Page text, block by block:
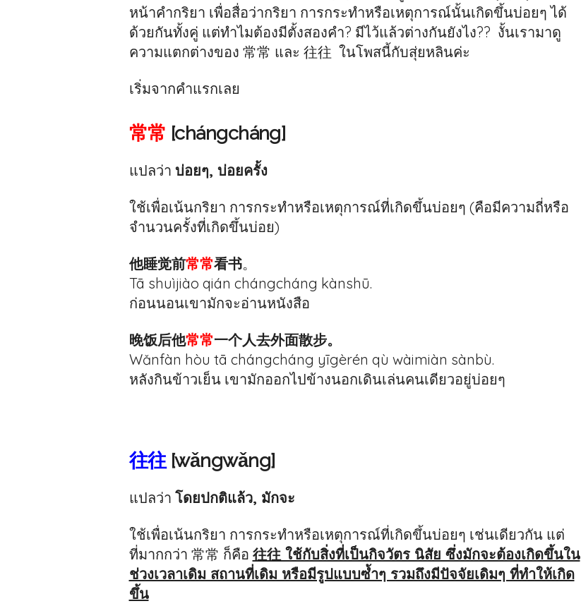
หน้าคำกริยา เพื่อสื่อว่ากริยา การกระทำหรือเหตุการณ์นั้นเกิดขึ้นบ่อยๆ ได้
ด้วยกันทั้งคู่ แต่ทำไมต้องมีตั้งสองคำ? มีไว้แล้วต่างกันยังไง?? งั้นเรามาดู
ความแตกต่างของ 常常 และ 往往 ในโพสนี้กับสุ่ยหลินค่ะ
เริ่มจากคำแรกเลย
常常 [chángcháng]
แปลว่า บ่อยๆ, บ่อยครั้ง
ใช้เพื่อเน้นกริยา การกระทำหรือเหตุการณ์ที่เกิดขึ้นบ่อยๆ (คือมีความถี่หรือ
จำนวนครั้งที่เกิดขึ้นบ่อย)
他睡觉前常常看书。
Tā shuìjiào qián chángcháng kànshū.
ก่อนนอนเขามักจะอ่านหนังสือ
晚饭后他常常一个人去外面散步。
Wǎnfàn hòu tā chángcháng yīgèrén qù wàimiàn sànbù.
หลังกินข้าวเย็น เขามักออกไปข้างนอกเดินเล่นคนเดียวอยู่บ่อยๆ
往往 [wǎngwǎng]
แปลว่า โดยปกติแล้ว, มักจะ
ใช้เพื่อเน้นกริยา การกระทำหรือเหตุการณ์ที่เกิดขึ้นบ่อยๆ เช่นเดียวกัน แต่
ที่มากกว่า 常常 ก็คือ 往往 ใช้กับสิ่งที่เป็นกิจวัตร นิสัย ซึ่งมักจะต้องเกิดขึ้นใน
ช่วงเวลาเดิม สถานที่เดิม หรือมีรูปแบบซ้ำๆ รวมถึงมีปัจจัยเดิมๆ ที่ทำให้เกิด
ขึ้น